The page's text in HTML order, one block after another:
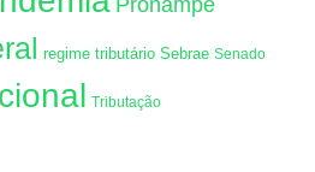
regime tributário Sebrae Senado
Tributação